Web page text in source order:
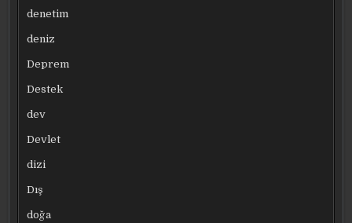
denetim
deniz
Deprem
Destek
dev
Devlet
dizi
Dış
doğa